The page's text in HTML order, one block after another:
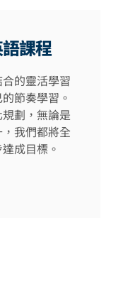
課程
的靈活學習
節奏學習。
劃，無論是
我們都將全
成目標。